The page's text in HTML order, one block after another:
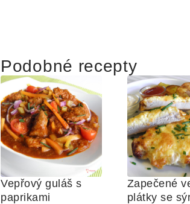
Podobné recepty
Vepřový guláš s
Zapečené
plátky se